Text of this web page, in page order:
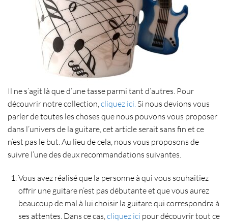
Il ne s’agit là que d’une tasse parmi tant d’autres. Pour
découvrir notre collection,cliquez ici.Si nous devions vous
parler de toutes les choses que nous pouvons vous proposer
dans l’univers de la guitare, cet article serait sans fin et ce
n’est pas le but. Au lieu de cela, nous vous proposons de
suivre l’une des deux recommandations suivantes.
Vous avez réalisé que la personne à qui vous souhaitiez
offrir une guitare n’est pas débutante et que vous aurez
beaucoup de mal à lui choisir la guitare qui correspondra à
ses attentes. Dans ce cas,cliquez ici pour découvrir tout ce